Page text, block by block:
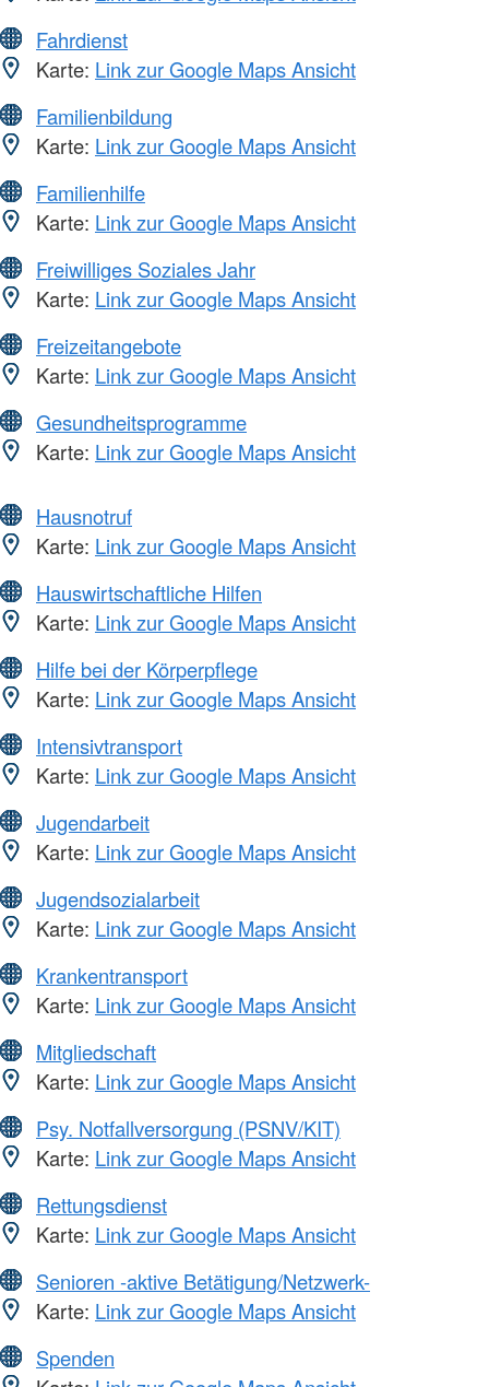
Fahrdienst
Karte: Link zur Google Maps Ansicht
Familienbildung
Karte: Link zur Google Maps Ansicht
Familienhilfe
Karte: Link zur Google Maps Ansicht
Freiwilliges Soziales Jahr
Karte: Link zur Google Maps Ansicht
Freizeitangebote
Karte: Link zur Google Maps Ansicht
Gesundheitsprogramme
Karte: Link zur Google Maps Ansicht
Hausnotruf
Karte: Link zur Google Maps Ansicht
Hauswirtschaftliche Hilfen
Karte: Link zur Google Maps Ansicht
Hilfe bei der Körperpflege
Karte: Link zur Google Maps Ansicht
Intensivtransport
Karte: Link zur Google Maps Ansicht
Jugendarbeit
Karte: Link zur Google Maps Ansicht
Jugendsozialarbeit
Karte: Link zur Google Maps Ansicht
Krankentransport
Karte: Link zur Google Maps Ansicht
Mitgliedschaft
Karte: Link zur Google Maps Ansicht
Psy. Notfallversorgung (PSNV/KIT)
Karte: Link zur Google Maps Ansicht
Rettungsdienst
Karte: Link zur Google Maps Ansicht
Senioren -aktive Betätigung/Netzwerk-
Karte: Link zur Google Maps Ansicht
Spenden